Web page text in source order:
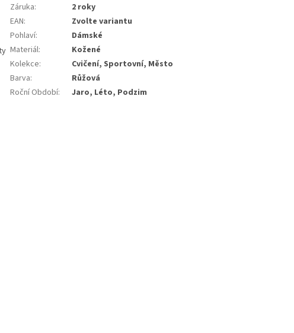
Záruka:
2 roky
EAN:
Zvolte variantu
Pohlaví:
Dámské
Materiál:
Kožené
Kolekce:
Cvičení, Sportovní, Město
Barva:
Růžová
Roční Období: Jaro, Léto, Podzim